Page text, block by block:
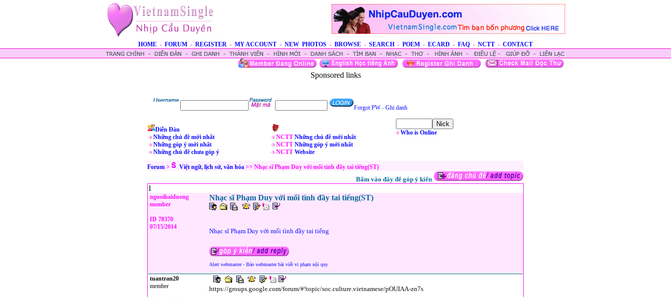
HOME - FORUM - REGISTER - MY ACCOUNT - NEW PHOTOS - BROWSE - SEARCH - POEM - ECARD - FAQ - NCTT - CONTACT
Sponsored links
Forgot PW- Ghi danh
Diễn Đàn
Những chủ đề mới nhất
Những góp ý mới nhất
Những chủ đề chưa góp ý
NCTT Những chủ đề mới nhất
NCTT Những góp ý mới nhất
NCTT Website
Who is Online
Forum > Việt ngữ, lịch sử, văn hóa >> Nhạc sĩ Phạm Duy với mối tình đầy tai tiếng(ST)
Bấm vào đây để góp ý kiến
1
nguoihaiduong
member
ID 78370
07/15/2014
Nhạc sĩ Phạm Duy với mối tình đầy tai tiếng(ST)
Nhạc sĩ Phạm Duy với mối tình đầy tai tiếng
Alert webmaster - Báo webmaster bài viết vi phạm nội quy
tuantran20
member
https://groups.google.com/forum/#!topic/soc.culture.vietnamese/pOUIAA-zn7s